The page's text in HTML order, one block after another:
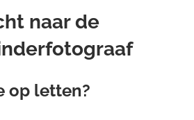
naar de
op letten?